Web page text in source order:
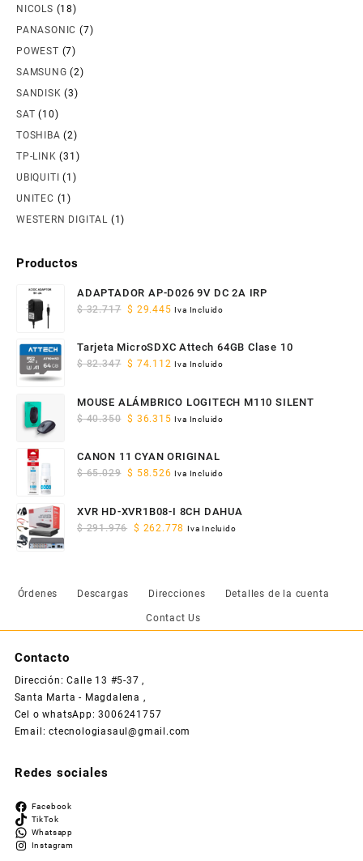
NICOLS (18)
PANASONIC (7)
POWEST (7)
SAMSUNG (2)
SANDISK (3)
SAT (10)
TOSHIBA (2)
TP-LINK (31)
UBIQUITI (1)
UNITEC (1)
WESTERN DIGITAL (1)
Productos
ADAPTADOR AP-D026 9V DC 2A IRP
$32.717 Original
was:
$ 32.717.
$ 29.445Current
is:
$ 29.445.
Iva Incluido
Tarjeta MicroSDXC Attech 64GB Clase 10
$82.347 Original
was:
$ 82.347.
$ 74.112 Current
is:
$ 74.112.
Iva Incluido
MOUSE ALÁMBRICO LOGITECH M110 SILENT
$40.350 Original
was:
$ 40.350.
$ 36.315Current
is:
$ 36.315.
Iva Incluido
CANON 11 CYAN ORIGINAL
$65.029 Original
was:
$ 65.029.
$ 58.526Current
is:
$ 58.526.
Iva Incluido
XVR HD-XVR1B08-I 8CH DAHUA
$291.976 Original
$ 262.778 Current
Iva Incluido
Órdenes Descargas Direcciones Detalles de la cuenta
Contact Us
Contacto
Dirección: Calle 13 #5-37 ,
Santa Marta - Magdalena ,
Cel o whatsApp: 3006241757
Email: ctecnologiasaul@gmail.com
Redes sociales
Facebook
TikTok
Whatsapp
Instagram